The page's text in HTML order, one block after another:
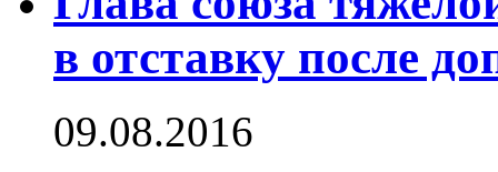
в отставку после
09.08.2016